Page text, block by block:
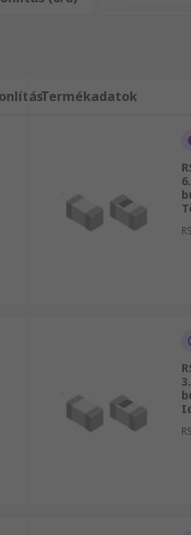
az igényeinek
széles választékából -
Termékadatok